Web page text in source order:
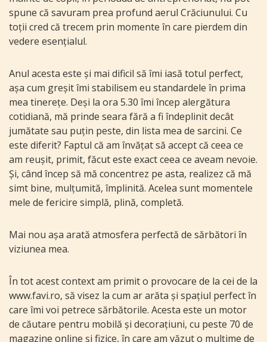
spune că savuram prea profund aerul Crăciunului. Cu
toții cred că trecem prin momente în care pierdem din
vedere esențialul.
Anul acesta este și mai dificil să îmi iasă totul perfect,
așa cum greșit îmi stabilisem eu standardele în prima
mea tinerețe. Deși la ora 5.30 îmi încep alergătura
cotidiană, mă prinde seara fără a fi îndeplinit decât
jumătate sau puțin peste, din lista mea de sarcini. Ce
este diferit? Faptul că am învățat să accept că ceea ce
am reușit, primit, făcut este exact ceea ce aveam nevoie.
Și, când încep să mă concentrez pe asta, realizez că mă
simt bine, mulțumită, împlinită. Acelea sunt momentele
mele de fericire simplă, plină, completă.
Mai nou așa arată atmosfera perfectă de sărbători în
viziunea mea.
În tot acest context am primit o provocare de la cei de la
www.favi.ro, să visez la cum ar arăta și spațiul perfect în
care îmi voi petrece sărbătorile. Acesta este un motor
de căutare pentru mobilă și decorațiuni, cu peste 70 de
magazine online și fizice, în care am văzut o mulțime de